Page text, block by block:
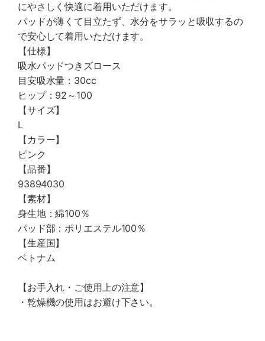
にやさしく快適に着用いただけます。
パッドが薄くて目立たず、水分をサラッと吸収するの
で安心して着用いただけます。
【仕様】
吸水パッドつきズロース
目安吸水量：30cc
ヒップ：92～100
【サイズ】
L
【カラー】
ピンク
【品番】
93894030
【素材】
身生地：綿100％
パッド部：ポリエステル100％
【生産国】
ベトナム
【お手入れ・ご使用上の注意】
・乾燥機の使用はお避け下さい。